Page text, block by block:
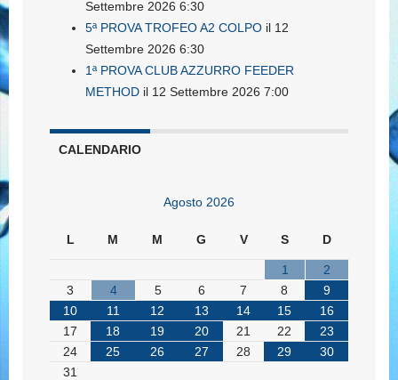
Settembre 2026 6:30
5ª PROVA TROFEO A2 COLPO il 12
Settembre 2026 6:30
1ª PROVA CLUB AZZURRO FEEDER
METHOD il 12 Settembre 2026 7:00
CALENDARIO
Agosto 2026
L M M G V S D
1
2
3
4 5 6 7 8
9
10
11 12 13 14 15
16
17
18 19 20 21 22
23
24
25 26 27 28 29
30
31